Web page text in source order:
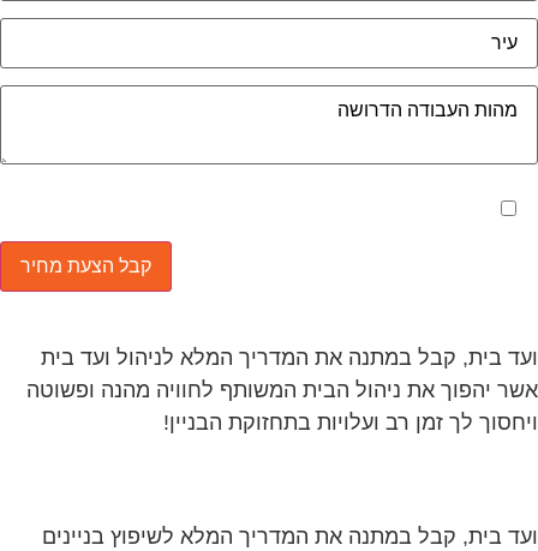
מאשר את תנאי הפרטיות
בית, קבל במתנה את המדריך המלא לניהול ועד בית
יהפוך את ניהול הבית המשותף לחוויה מהנה ופשוטה
לך זמן רב ועלויות בתחזוקת הבניין!
בית, קבל במתנה את המדריך המלא לשיפוץ בניינים